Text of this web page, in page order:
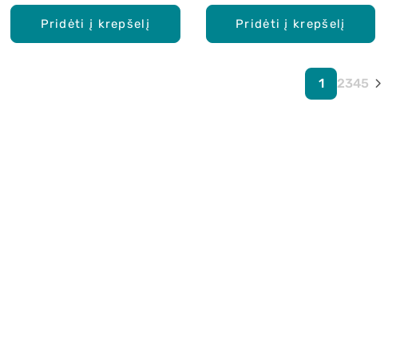
Pridėti į krepšelį Pridėti į krepšelį
1 2345